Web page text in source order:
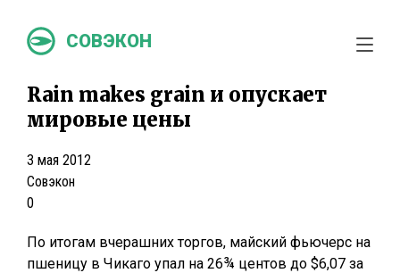
СОВЭКОН
Rain makes grain и опускает
мировые цены
3 мая 2012
Совэкон
0
По итогам вчерашних торгов, майский фьючерс на
пшеницу в Чикаго упал на 26¾ центов до $6,07 за